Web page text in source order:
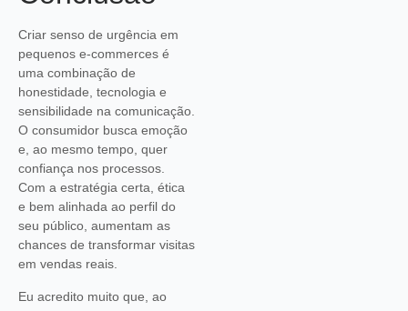
Criar senso de urgência em
pequenos e-commerces é
uma combinação de
honestidade, tecnologia e
sensibilidade na comunicação.
O consumidor busca emoção
e, ao mesmo tempo, quer
confiança nos processos.
Com a estratégia certa, ética
e bem alinhada ao perfil do
seu público, aumentam as
chances de transformar visitas
em vendas reais.
Eu acredito muito que, ao